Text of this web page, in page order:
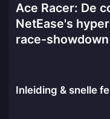
Ace Racer: De
NetEase's
race-showdown
Inleiding & snelle